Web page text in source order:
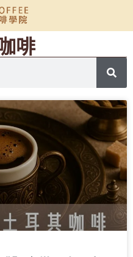
啡